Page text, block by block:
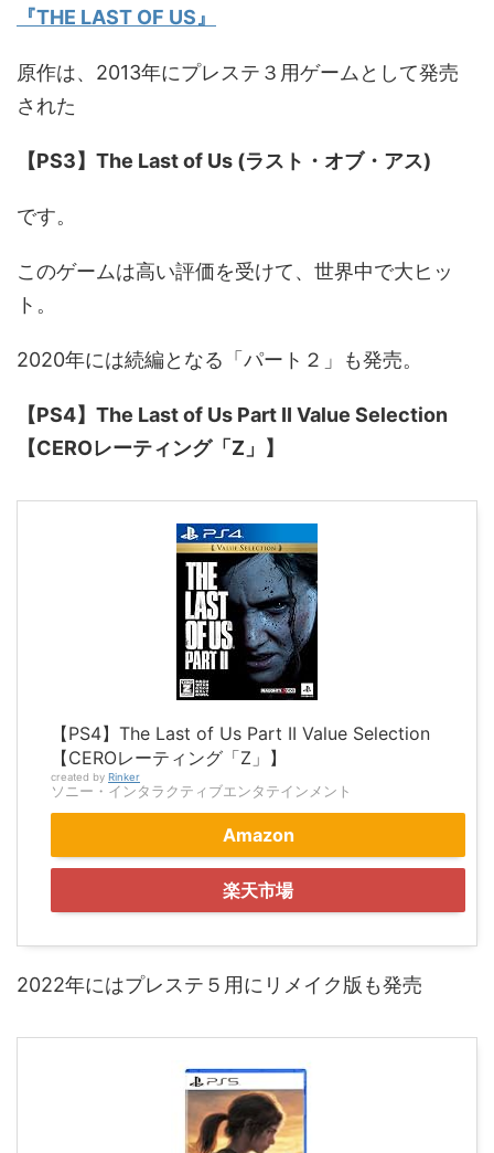
『THE LAST OF US』
原作は、2013年にプレステ３用ゲームとして発売
された
【PS3】The Last of Us (ラスト・オブ・アス)
です。
このゲームは高い評価を受けて、世界中で大ヒッ
ト。
2020年には続編となる「パート２」も発売。
【PS4】The Last of Us Part II Value Selection
【CEROレーティング「Z」】
【PS4】The Last of Us Part II Value Selection
【CEROレーティング「Z」】
created by Rinker
ソニー・インタラクティブエンタテインメント
Amazon
楽天市場
2022年にはプレステ５用にリメイク版も発売